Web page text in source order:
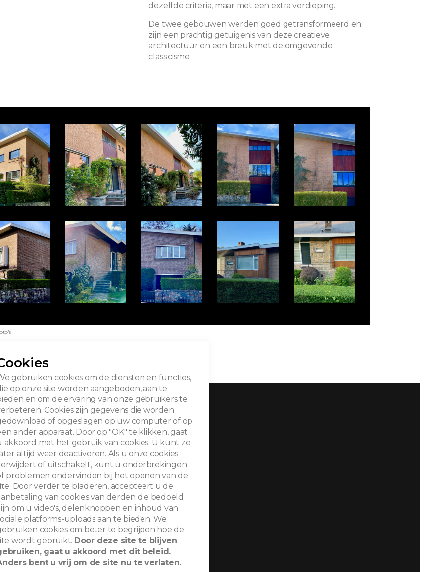
dezelfde criteria, maar met een extra verdieping.
De twee gebouwen werden goed getransformeerd en
zijn een prachtig getuigenis van deze creatieve
architectuur en een breuk met de omgevende
classicisme.
gebruiken cookies om de diensten en functies,
op onze site worden aangeboden, aan te
en om de ervaring van onze gebruikers te
Cookies zijn gegevens die worden
of opgeslagen op uw computer of op
ander apparaat. Door op "OK" te klikken, gaat
akkoord met het gebruik van cookies. U kunt ze
later altijd weer deactiveren. Als u onze cookies
of uitschakelt, kunt u onderbrekingen
problemen ondervinden bij het openen van de
Door verder te bladeren, accepteert u de
van cookies van derden die bedoeld
om u video's, delenknoppen en inhoud van
platforms-uploads aan te bieden. We
cookies om beter te begrijpen hoe de
wordt gebruikt. Door deze site te blijven
gaat u akkoord met dit beleid.
bent u vrij om de site nu te verlaten.